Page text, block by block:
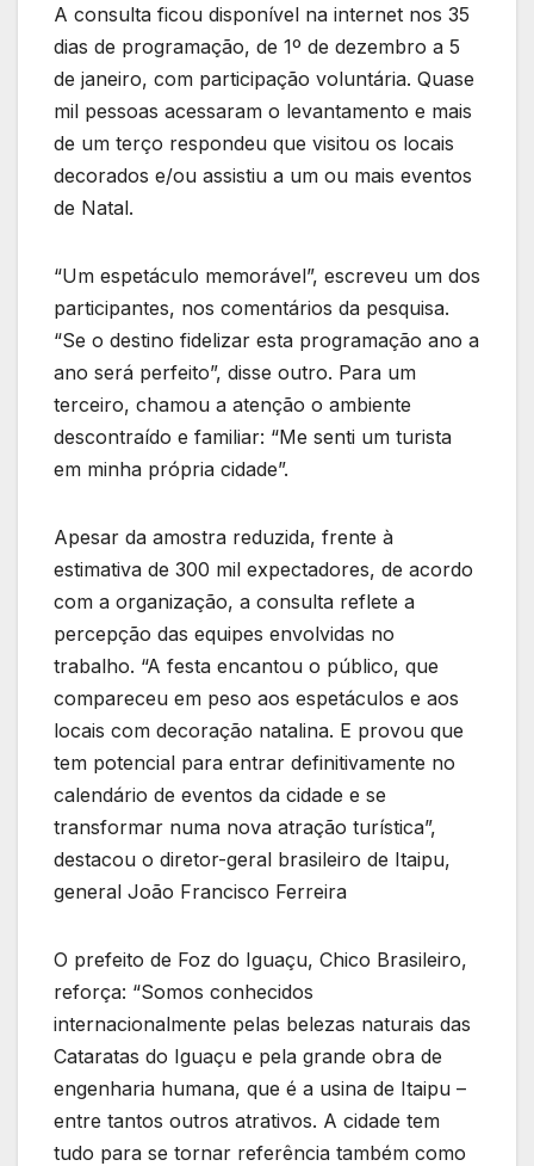
A consulta ficou disponível na internet nos 35
dias de programação, de 1º de dezembro a 5
de janeiro, com participação voluntária. Quase
mil pessoas acessaram o levantamento e mais
de um terço respondeu que visitou os locais
decorados e/ou assistiu a um ou mais eventos
de Natal.
“Um espetáculo memorável”, escreveu um dos
participantes, nos comentários da pesquisa.
“Se o destino fidelizar esta programação ano a
ano será perfeito”, disse outro. Para um
terceiro, chamou a atenção o ambiente
descontraído e familiar: “Me senti um turista
em minha própria cidade”.
Apesar da amostra reduzida, frente à
estimativa de 300 mil expectadores, de acordo
com a organização, a consulta reflete a
percepção das equipes envolvidas no
trabalho. “A festa encantou o público, que
compareceu em peso aos espetáculos e aos
locais com decoração natalina. E provou que
tem potencial para entrar definitivamente no
calendário de eventos da cidade e se
transformar numa nova atração turística”,
destacou o diretor-geral brasileiro de Itaipu,
general João Francisco Ferreira
O prefeito de Foz do Iguaçu, Chico Brasileiro,
reforça: “Somos conhecidos
internacionalmente pelas belezas naturais das
Cataratas do Iguaçu e pela grande obra de
engenharia humana, que é a usina de Itaipu –
entre tantos outros atrativos. A cidade tem
tudo para se tornar referência também como